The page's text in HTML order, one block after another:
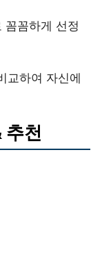
꼼꼼하게 선정
교하여 자신에
추천